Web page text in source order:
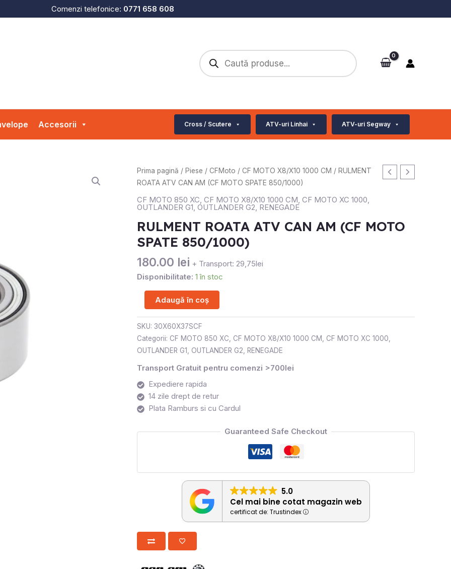
Comenzi telefonice: 0771 658 608
Products
search
Accesorii Cross / Scutere ATV-uri Linhai ATV-uri Segway
Prima pagină / Piese / CFMoto / CF MOTO X8/X10 1000 CM / RULMENT
ROATA ATV CAN AM (CF MOTO SPATE 850/1000)
CF MOTO 850 XC, CF MOTO X8/X10 1000 CM, CF MOTO XC 1000,
OUTLANDER G1, OUTLANDER G2, RENEGADE
RULMENT ROATA ATV CAN AM (CF MOTO
SPATE 850/1000)
180.00 lei + Transport: 29,75lei
Disponibilitate: 1 în stoc
Cantitate
RULMENT
ATV
AM
(CF
SPATE
850/1000)
Adaugă în coș
SKU: 30X60X37SCF
Categorii: CF MOTO 850 XC, CF MOTO X8/X10 1000 CM, CF MOTO XC 1000,
OUTLANDER G1, OUTLANDER G2, RENEGADE
Transport Gratuit pentru comenzi >700lei
Expediere rapida
14 zile drept de retur
Plata Ramburs si cu Cardul
Guaranteed Safe Checkout
5.0
Cel mai bine cotat magazin web
certificat de: Trustindex